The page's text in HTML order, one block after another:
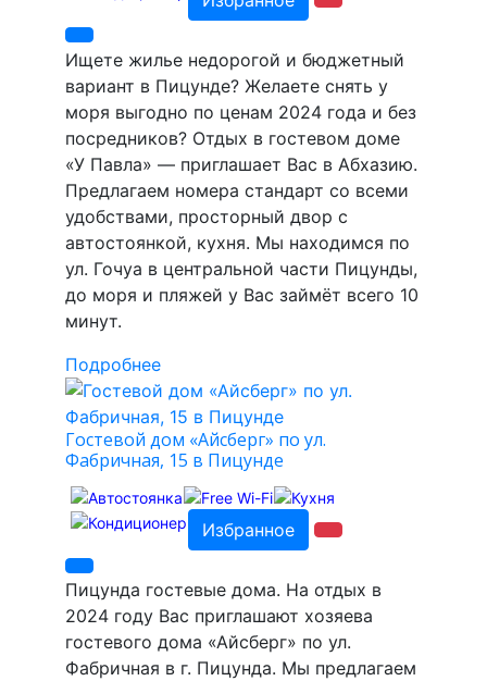
Ищете жилье недорогой и бюджетный
вариант в Пицунде? Желаете снять у
моря выгодно по ценам 2024 года и без
посредников? Отдых в гостевом доме
«У Павла» — приглашает Вас в Абхазию.
Предлагаем номера стандарт cо всеми
удобствами, просторный двор с
автостоянкой, кухня. Мы находимся по
ул. Гочуа в центральной части Пицунды,
до моря и пляжей у Вас займёт всего 10
минут.
Подробнее
Гостевой дом «Айсберг» по ул.
Фабричная, 15 в Пицунде
Избранное
Пицунда гостевые дома. На отдых в
2024 году Вас приглашают хозяева
гостевого дома «Айсберг» по ул.
Фабричная в г. Пицунда. Мы предлагаем